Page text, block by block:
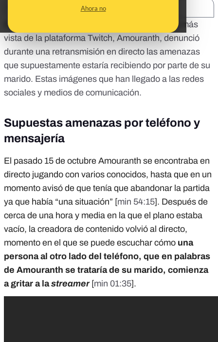
Ahora no
El pasado 15 de octubre la
femenina más
vista de la plataforma Twitch, Amouranth, denunció
durante una retransmisión en directo las amenazas
que supuestamente estaría recibiendo por parte de su
marido. Estas imágenes que han llegado a las redes
sociales y medios de comunicación.
Supuestas amenazas por teléfono y
mensajería
El pasado 15 de octubre Amouranth se encontraba en
directo jugando con varios conocidos, hasta que en un
momento avisó de que tenía que abandonar la partida
ya que había “una situación” [min 54:15]. Después de
cerca de una hora y media en la que el plano estaba
vacío, la creadora de contenido volvió al directo,
momento en el que se puede escuchar cómo una
persona al otro lado del teléfono, que en palabras
de Amouranth se trataría de su marido, comienza
a gritar a lastreamer [min 01:35].